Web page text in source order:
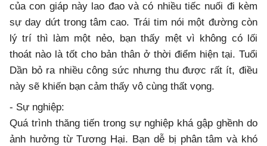
của con giáp này lao đao và có nhiều tiếc nuối đi kèm
sự day dứt trong tâm cao. Trái tim nói một đường còn
lý trí thì làm một nẻo, bạn thấy mệt vì không có lối
thoát nào là tốt cho bản thân ở thời điểm hiện tại. Tuổi
Dần bỏ ra nhiều công sức nhưng thu được rất ít, điều
này sẽ khiến bạn cảm thấy vô cùng thất vọng.
- Sự nghiệp:
Quá trình thăng tiến trong sự nghiệp khá gập ghềnh do
ảnh hưởng từ Tương Hại. Bạn dễ bị phân tâm và khó